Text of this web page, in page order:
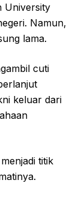
University
Namun,
lama.
cuti
keluar dari
titik